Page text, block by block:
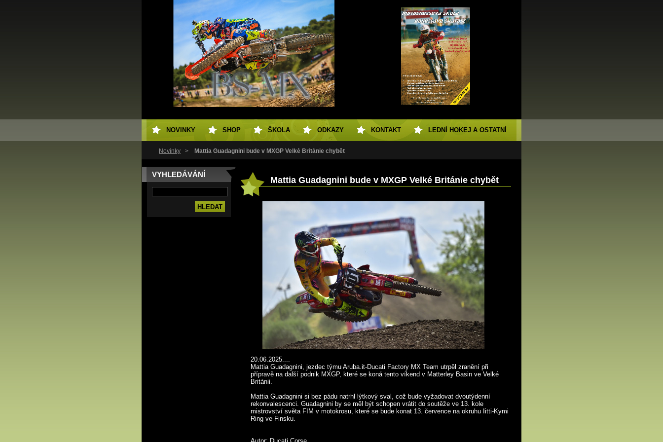
Novinky > Mattia Guadagnini bude v MXGP Velké Británie chybět
VYHLEDÁVÁNÍ
Mattia Guadagnini bude v MXGP Velké Británie chybět
20.06.2025....
Mattia Guadagnini, jezdec týmu Aruba.it-Ducati Factory MX Team utrpěl zranění při
přípravě na další podnik MXGP, které se koná tento víkend v Matterley Basin ve Velké
Británii.
Mattia Guadagnini si bez pádu natrhl lýtkový sval, což bude vyžadovat dvoutýdenní
rekonvalescenci. Guadagnini by se měl být schopen vrátit do soutěže ve 13. kole
mistrovství světa FIM v motokrosu, které se bude konat 13. července na okruhu Iitti-Kymi
Ring ve Finsku.
NOVINKY SHOP ŠKOLA ODKAZY KONTAKT LEDNÍ HOKEJ A OSTATNÍ